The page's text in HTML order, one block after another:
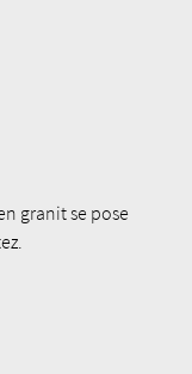
granit se pose